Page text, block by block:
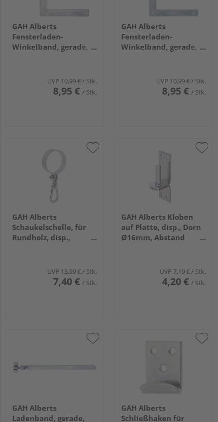
GAH Alberts
Fensterladen-
Winkelband, gerade,
UVP 10,99 €/ Stk.
8,95 € / Stk.
GAH Alberts
Fensterladen-
Winkelband, gerade,
UVP 10,99 €/ Stk.
8,95 € / Stk.
GAH Alberts
Schaukelschelle, für
Rundholz, disp.,
UVP 13,99 €/ Stk.
7,40 € / Stk.
GAH Alberts Kloben
auf Platte, disp., Dorn
Ø16mm, Abstand
UVP 7,19 €/ Stk.
4,20 € / Stk.
GAH Alberts
Ladenband, gerade,
GAH Alberts
Schließhaken für